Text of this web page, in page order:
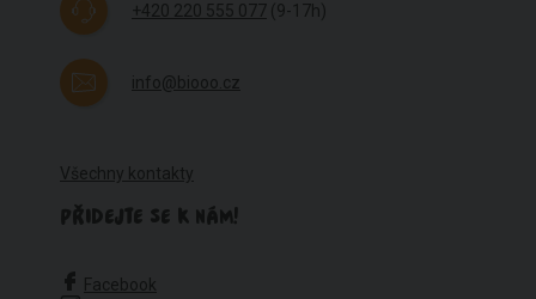
+420 220 555 077 (9-17h)
info@biooo.cz
Všechny kontakty
PŘIDEJTE SE K NÁM!
Facebook